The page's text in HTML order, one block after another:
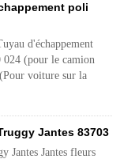
poli
d'échappement
024 (pour le camion
voiture sur la
Jantes 83703
Jantes Jantes fleurs